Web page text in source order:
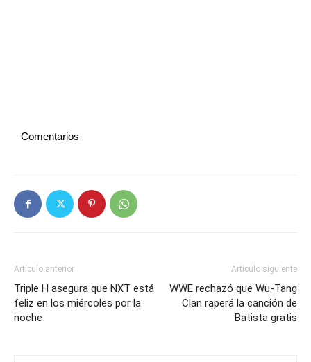
Comentarios
Artículo anterior
Triple H asegura que NXT está
feliz en los miércoles por la
noche
Artículo siguiente
WWE rechazó que Wu-Tang
Clan raperá la canción de
Batista gratis